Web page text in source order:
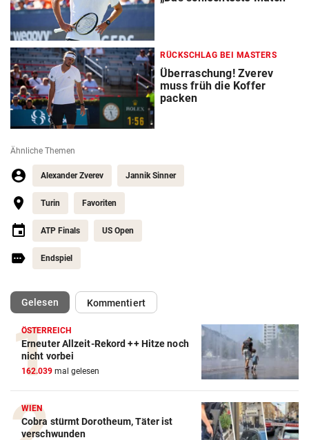
RÜCKSCHLAG BEI MASTERS
Überraschung! Zverev
muss früh die Koffer
packen
Ähnliche Themen
Alexander Zverev Jannik Sinner
Turin Favoriten
ATP Finals US Open
Endspiel
Gelesen(ausgewählt)Kommentiert
ÖSTERREICH
Erneuter Allzeit-Rekord ++ Hitze noch
nicht vorbei
162.039 mal gelesen
WIEN
Cobra stürmt Dorotheum, Täter ist
verschwunden
Action-Cam Vergleich
ZUM VERGLEICH
Crosstrainer Vergleich
ZUM VERGLEICH